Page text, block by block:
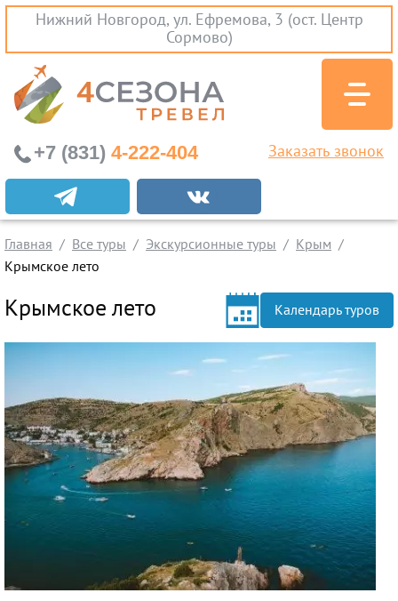
Нижний Новгород, ул. Ефремова, 3 (ост. Центр
Сормово)
Экскурсионные туры
Заграничные экскурсии
Туры на Черное Море
Вылеты из Нижнего Новгорода
Горящие туры
Раннее бронирование
Круизы
+7 (831) 4-222-404 Заказать звонок
Главная Все туры Экскурсионные туры
Крым
Крымское лето
Крымское лето Календарь туров